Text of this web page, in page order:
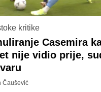
kritike
Casemira
nije vidio prije,
Čaušević